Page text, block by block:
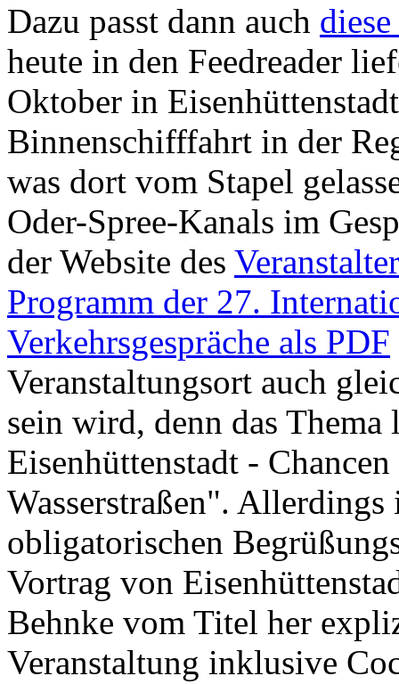
Dazu passt dann auch
heute in den Feedreader
Oktober in
Binnenschifffahrt in der
was dort vom Stapel
Oder-Spree-Kanals im
der Website des
Programm der 27.
Verkehrsgespräche als PDF
Veranstaltungsort auch
sein wird, denn das
Eisenhüttenstadt -
Wasserstraßen". Allerdings
obligatorischen
Vortrag von
Behnke vom Titel her
Veranstaltung inklusive